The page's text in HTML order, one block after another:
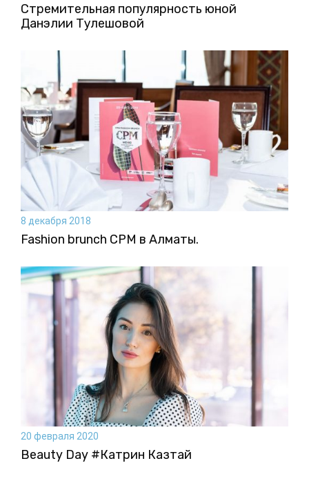
Стремительная популярность юной
Данэлии Тулешовой
8 декабря 2018
Fashion brunch CPM в Алматы.
20 февраля 2020
Beauty Day #Катрин Казтай